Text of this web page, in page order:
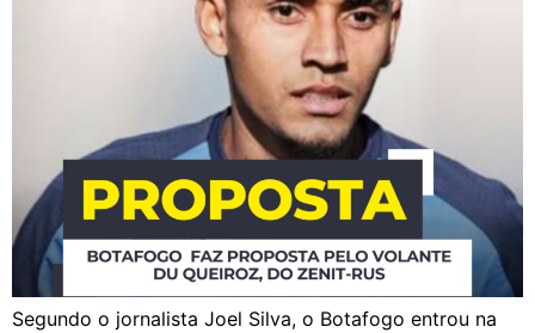
Segundo o jornalista Joel Silva, o Botafogo entrou na